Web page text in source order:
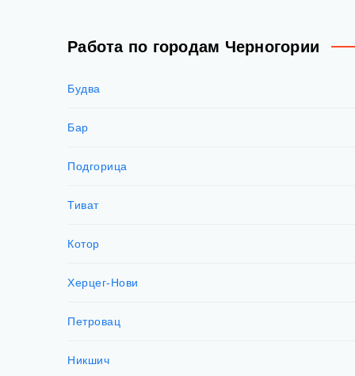
Работа по городам Черногории
Будва
Бар
Подгорица
Тиват
Котор
Херцег-Нови
Петровац
Никшич